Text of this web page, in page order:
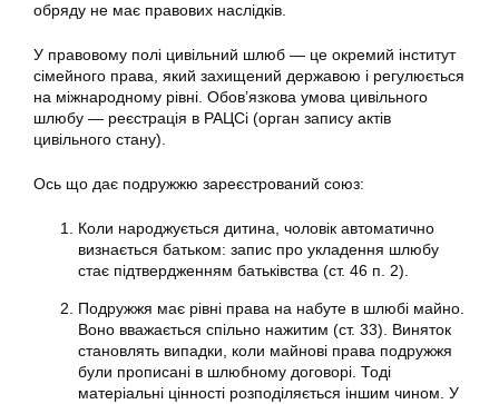
обряду не має правових наслідків.
У правовому полі цивільний шлюб — це окремий інститут
сімейного права, який захищений державою і регулюється
на міжнародному рівні. Обов’язкова умова цивільного
шлюбу — реєстрація в РАЦСі (орган запису актів
цивільного стану).
Ось що дає подружжю зареєстрований союз:
Коли народжується дитина, чоловік автоматично
визнається батьком: запис про укладення шлюбу
стає підтвердженням батьківства (ст. 46 п. 2).
Подружжя має рівні права на набуте в шлюбі майно.
Воно вважається спільно нажитим (ст. 33). Виняток
становлять випадки, коли майнові права подружжя
були прописані в шлюбному договорі. Тоді
матеріальні цінності розподіляється іншим чином. У